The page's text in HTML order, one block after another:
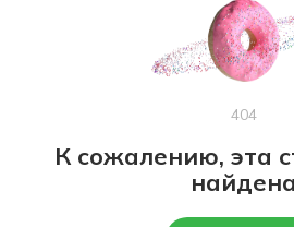
404
К сожалению, эта